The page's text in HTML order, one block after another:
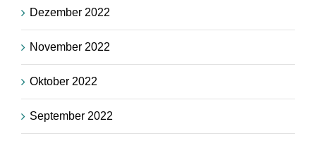
Dezember 2022
November 2022
Oktober 2022
September 2022